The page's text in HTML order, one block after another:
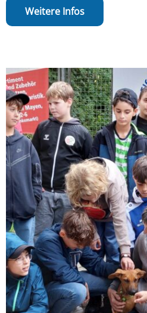
Weitere Infos